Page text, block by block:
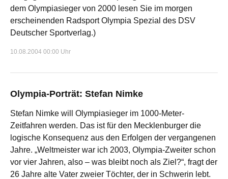
dem Olympiasieger von 2000 lesen Sie im morgen
erscheinenden Radsport Olympia Spezial des DSV
Deutscher Sportverlag.)
10.08.2004 00:00 Uhr
Olympia-Porträt: Stefan Nimke
Stefan Nimke will Olympiasieger im 1000-Meter-
Zeitfahren werden. Das ist für den Mecklenburger die
logische Konsequenz aus den Erfolgen der vergangenen
Jahre. „Weltmeister war ich 2003, Olympia-Zweiter schon
vor vier Jahren, also – was bleibt noch als Ziel?“, fragt der
26 Jahre alte Vater zweier Töchter, der in Schwerin lebt.